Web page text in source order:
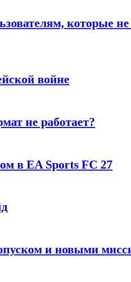
которые
войне
не работает?
в EA Sports FC 27
и новыми